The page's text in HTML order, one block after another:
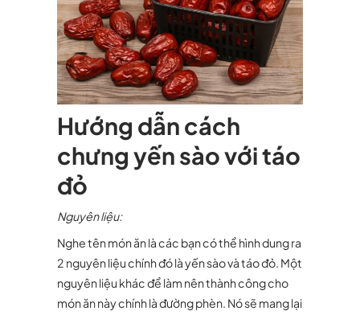
Hướng dẫn cách
chưng yến sào với táo
đỏ
Nguyên liệu:
Nghe tên món ăn là các bạn có thể hình dung ra
2 nguyên liệu chính đó là yến sào và táo đỏ. Một
nguyên liệu khác để làm nên thành công cho
món ăn này chính là đường phèn. Nó sẽ mang lại